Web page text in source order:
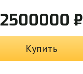
2500000 ₽
Купить